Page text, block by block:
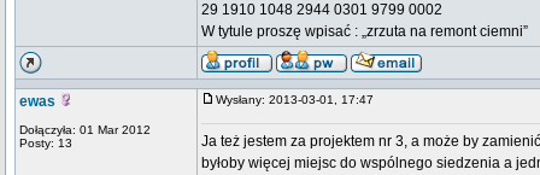
29 1910 1048 2944 0301 9799 0002
W tytule proszę wpisać : „zrzuta na remont ciemni”
ewas
Dołączyła: 01 Mar 2012
Posty: 13
Wysłany: 2013-03-01, 17:47
Ja też jestem za projektem nr 3, a może by
byłoby więcej miejsc do wspólnego siedzenia a